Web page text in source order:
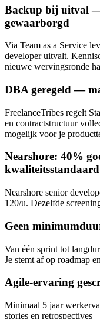
Backup bij uitval
gewaarborgd
Via Team as a Service
developer uitvalt.
nieuwe wervingsronde
DBA geregeld —
FreelanceTribes regelt
en contractstructuur
mogelijk voor je
Nearshore: 40%
kwaliteitsstandaard
Nearshore senior
120/u. Dezelfde
Geen
Van één sprint tot
Je stemt af op roadmap
Agile-ervaring
Minimaal 5 jaar
stories en